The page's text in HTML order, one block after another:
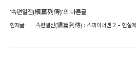
'속편열전(續篇列傳)'의 다른글
현재글 속편열전(續篇列傳) : 스파이더맨 2 - 현실에